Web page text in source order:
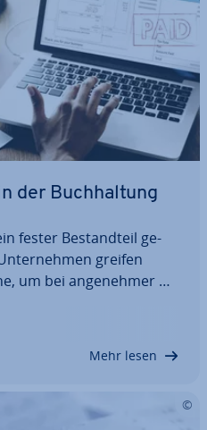
der Buch­hal­tung
fester Be­stand­teil ge­
greifen
um bei an­ge­neh­mer At­
Mehr lesen